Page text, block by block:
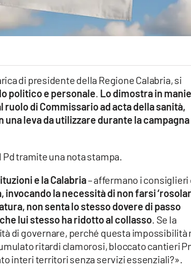
di presidente della Regione Calabria, si
politico e personale. Lo dimostra in
di Commissario ad acta della sanità,
leva da utilizzare durante la campagna
tramite una nota stampa.
e la Calabria– affermano i consiglieri
la necessità di non farsi
non senta lo stesso dovere di passo
lui stesso ha ridotto al collasso. Se la
di governare, perché questa impossibilità
ritardi clamorosi, bloccato cantieri
interi territori senza servizi essenziali?».